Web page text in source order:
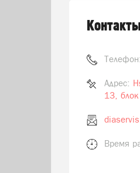
Телефон:
Адрес:
13, блок
Время